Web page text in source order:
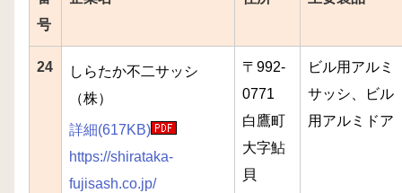
号
24
しらたか不二サッシ
（株）
詳細(617KB)
https://shirataka-
fujisash.co.jp/
〒992-
0771
白鷹町
大字鮎
貝
ビル用アルミ
サッシ、ビル
用アルミドア